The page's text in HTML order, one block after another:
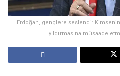
Erdoğan, gençlere seslendi:
yıldırmasına müsaade